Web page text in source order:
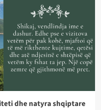
dhe natyra shqiptare